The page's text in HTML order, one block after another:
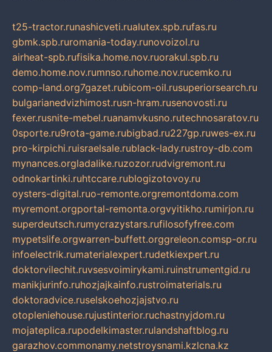
t25-tractor.runashicveti.rualutex.spb.rufas.ru
gbmk.spb.ruromania-today.runovoizol.ru
airheat-spb.rufisika.home.nov.ruorakul.spb.ru
demo.home.nov.rumnso.ruhome.nov.rucemko.ru
comp-land.org7gazet.rubicom-oil.rusuperiorsearch.ru
bulgarianedvizhimost.rusn-hram.rusenovosti.ru
fexer.rusnite-mebel.ruanamvkusno.rutechnosaratov.ru
0sporte.ru9rota-game.rubigbad.ru227gp.ruwes-ex.ru
pro-kirpichi.ruisraelsale.rublack-lady.rustroy-db.com
mynances.orgladalike.ruzozor.rudvigremont.ru
odnokartinki.ruhtccare.rublogizotovoy.ru
oysters-digital.ruo-remonte.orgremontdoma.com
myremont.orgportal-remonta.orgvyitikho.rumirjon.ru
superdeutsch.rumycrazystars.rufilosofyfree.com
mypetslife.orgwarren-buffett.orggreleon.comsp-or.ru
infoelectrik.rumaterialexpert.rudetkiexpert.ru
doktorvilechit.ruvsesvoimirykami.ruinstrumentgid.ru
manikjurinfo.ruhozjajkainfo.rustroimaterials.ru
doktoradvice.ruselskoehozjajstvo.ru
otopleniehouse.rujustinterior.ruchastnyjdom.ru
mojateplica.rupodelkimaster.rulandshaftblog.ru
garazhov.commonamy.netstroysnami.kzlcna.kz